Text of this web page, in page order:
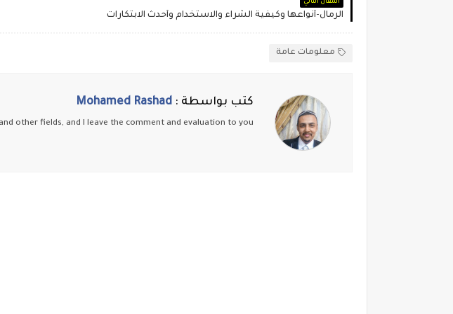
المقال التالي
الرمال-أنواعها وكيفية الشراء والاستخدام وأحدث الابتكارات
معلومات عامة
كتب بواسطة : Mohamed Rashad
other fields, and I leave the comment and evaluation to you.